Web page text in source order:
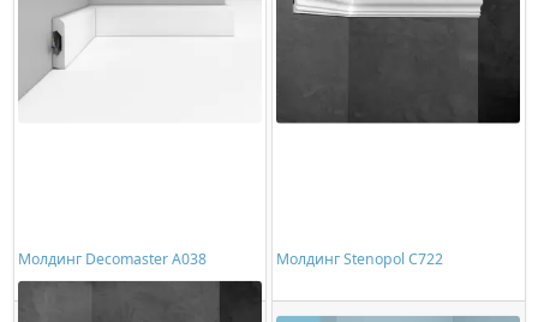
Молдинг Decomaster A038 Молдинг Stenopol C722